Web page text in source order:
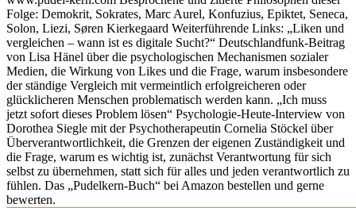
Folge: Demokrit, Sokrates, Marc Aurel, Konfuzius, Epiktet, Seneca,
Solon, Liezi, Søren Kierkegaard Weiterführende Links: „Liken und
vergleichen – wann ist es digitale Sucht?“ Deutschlandfunk-Beitrag
von Lisa Hänel über die psychologischen Mechanismen sozialer
Medien, die Wirkung von Likes und die Frage, warum insbesondere
der ständige Vergleich mit vermeintlich erfolgreicheren oder
glücklicheren Menschen problematisch werden kann. „Ich muss
jetzt sofort dieses Problem lösen“ Psychologie-Heute-Interview von
Dorothea Siegle mit der Psychotherapeutin Cornelia Stöckel über
Überverantwortlichkeit, die Grenzen der eigenen Zuständigkeit und
die Frage, warum es wichtig ist, zunächst Verantwortung für sich
selbst zu übernehmen, statt sich für alles und jeden verantwortlich zu
fühlen. Das „Pudelkern-Buch“ bei Amazon bestellen und gerne
bewerten.